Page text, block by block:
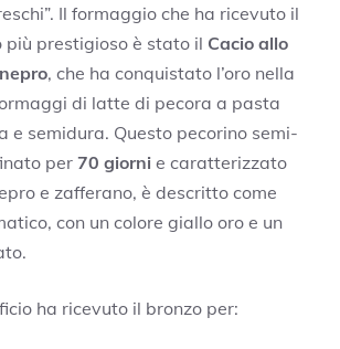
Il formaggio che ha ricevuto il
più prestigioso è stato il Cacio allo
, che ha conquistato l’oro nella
di latte di pecora a pasta
e semidura. Questo pecorino semi-
per 70 giorni e caratterizzato
e zafferano, è descritto come
con un colore giallo oro e un
ha ricevuto il bronzo per: